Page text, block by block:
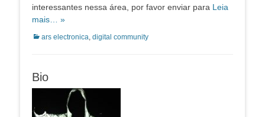
interessantes nessa área, por favor enviar para Leia
mais… »
Categorias:
ars electronica digital community
Bio